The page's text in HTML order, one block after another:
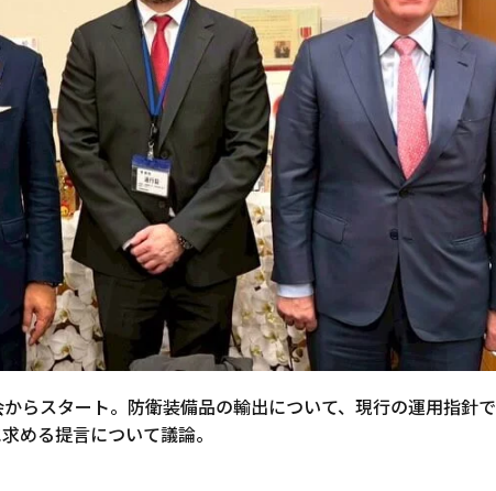
らスタート。防衛装備品の輸出について、現行の運用指針で
める提言について議論。